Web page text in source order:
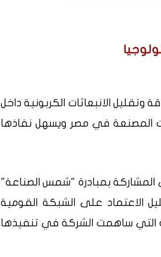
الانبعاثات الكربونية داخل
المصنعة في مصر ويسهل نفاذها
بمبادرة "شمس الصناعة"
على الشبكة القومية
التي ساهمت الشركة في تنفيذها